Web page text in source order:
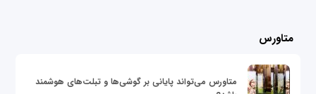
متاورس
متاورس می‌تواند پایانی بر گوشی‌ها و تبلت‌های هوشمند